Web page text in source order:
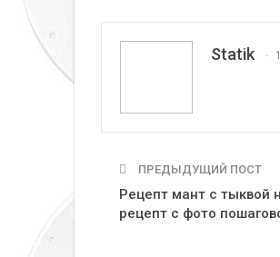
Statik
ПРЕДЫДУЩИЙ ПОСТ
Рецепт мант с тыквой
рецепт с фото